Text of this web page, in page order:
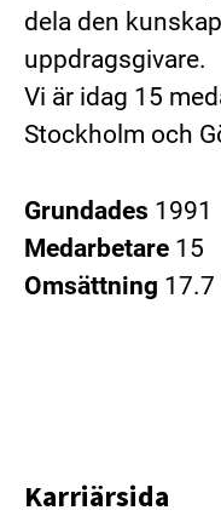
dela den
uppdragsgivare.
Vi är idag 15
Stockholm och
Grundades 1991
Medarbetare 15
Omsättning 17.7
Karriärsida